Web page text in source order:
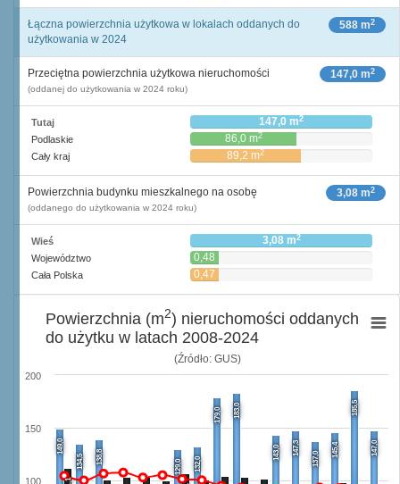
588 m2
Łączna powierzchnia użytkowa w lokalach oddanych do
użytkowania w 2024
147,0 m2
Przeciętna powierzchnia użytkowa nieruchomości
(oddanej do użytkowania w 2024 roku)
Tutaj 147,0 m2
Podlaskie 86,0 m2
Cały kraj 89,2 m2
3,08 m2
Powierzchnia budynku mieszkalnego na osobę
(oddanego do użytkowania w 2024 roku)
Wieś 3,08 m2
Województwo
0,48
m2
Cała Polska
0,47
(Źródło: GUS)
149,0
134,5
138,8
129,0 132,0
179,0 183,0
143,0 147,3
137,0
145,4
185,5
147,0
100
150
200
Powierzchnia (m2) nieruchomości oddanych
do użytku w latach 2008-2024